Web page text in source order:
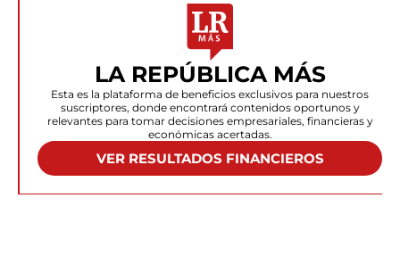
LA REPÚBLICA MÁS
Esta es la plataforma de beneficios exclusivos para nuestros
suscriptores, donde encontrará contenidos oportunos y
relevantes para tomar decisiones empresariales, financieras y
económicas acertadas.
VER RESULTADOS FINANCIEROS